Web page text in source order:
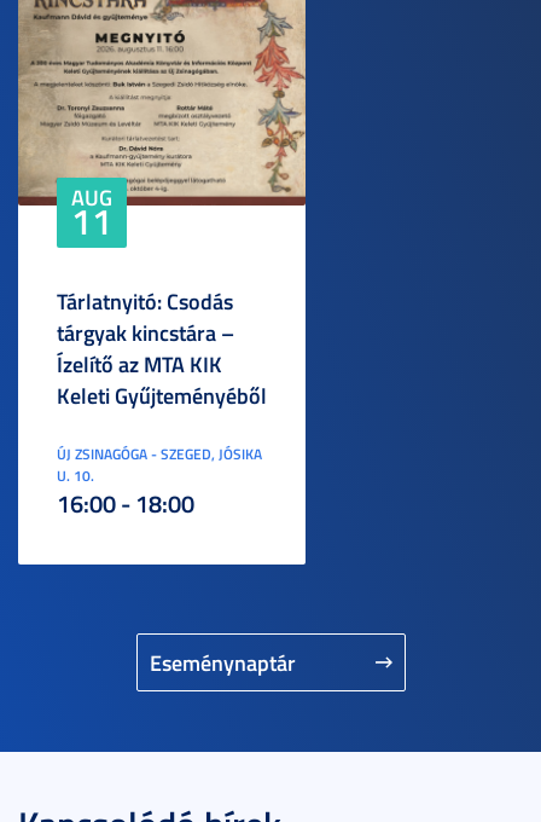
Eseménynaptár
AUG
11
Tárlatnyitó: Csodás
tárgyak kincstára –
Ízelítő az MTA KIK
Keleti Gyűjteményéből
ÚJ ZSINAGÓGA - SZEGED, JÓSIKA
U. 10.
16:00 - 18:00